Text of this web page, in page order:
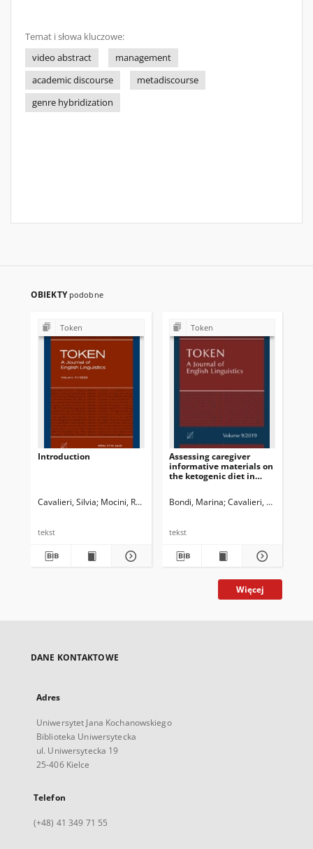
Temat i słowa kluczowe:
video abstract
management
academic discourse
metadiscourse
genre hybridization
OBIEKTY podobne
Token
Introduction
Cavalieri, Silvia Mocini, Renzo Turnbull, Judith
tekst
Token
Assessing caregiver
informative materials on
the ketogenic diet in
Bondi, Marina Cavalieri, Silvia
tekst
Więcej
DANE KONTAKTOWE
Adres
Uniwersytet Jana Kochanowskiego
Biblioteka Uniwersytecka
ul. Uniwersytecka 19
25-406 Kielce
Telefon
(+48) 41 349 71 55